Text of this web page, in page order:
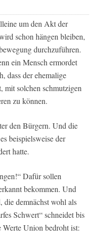
um den Akt der
schon hängen bleiben,
durchzuführen.
ein Mensch ermordet
dass der ehemalige
mit solchen schmutzigen
zu können.
den Bürgern. Und die
beispielsweise der
hatte.
Dafür sollen
bekommen. Und
die demnächst wohl als
Schwert“ schneidet bis
Union bedroht ist: